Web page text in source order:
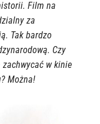
Film na
za
Tak bardzo
Czy
w kinie
Można!